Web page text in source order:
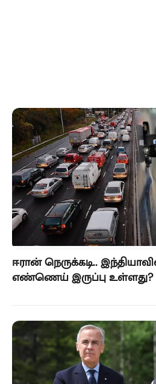
ஈரான் நெருக்கடி..
எண்ணெய் இருப்பு உள்ளது?